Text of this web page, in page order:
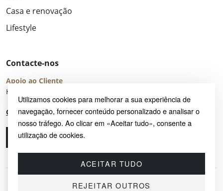
Utilizamos cookies para melhorar a sua experiência de
navegação, fornecer conteúdo personalizado e analisar o
nosso tráfego. Ao clicar em «Aceitar tudo», consente a
utilização de cookies.
ACEITAR TUDO
REJEITAR OUTROS
Casa e renovação
Lifestyle
Contacte-nos
Apoio ao Cliente
Horário de Atendimento: seg – sex 8:00 – 16:00 (UTC+2)
Centro de Ajuda
Ligue-nos